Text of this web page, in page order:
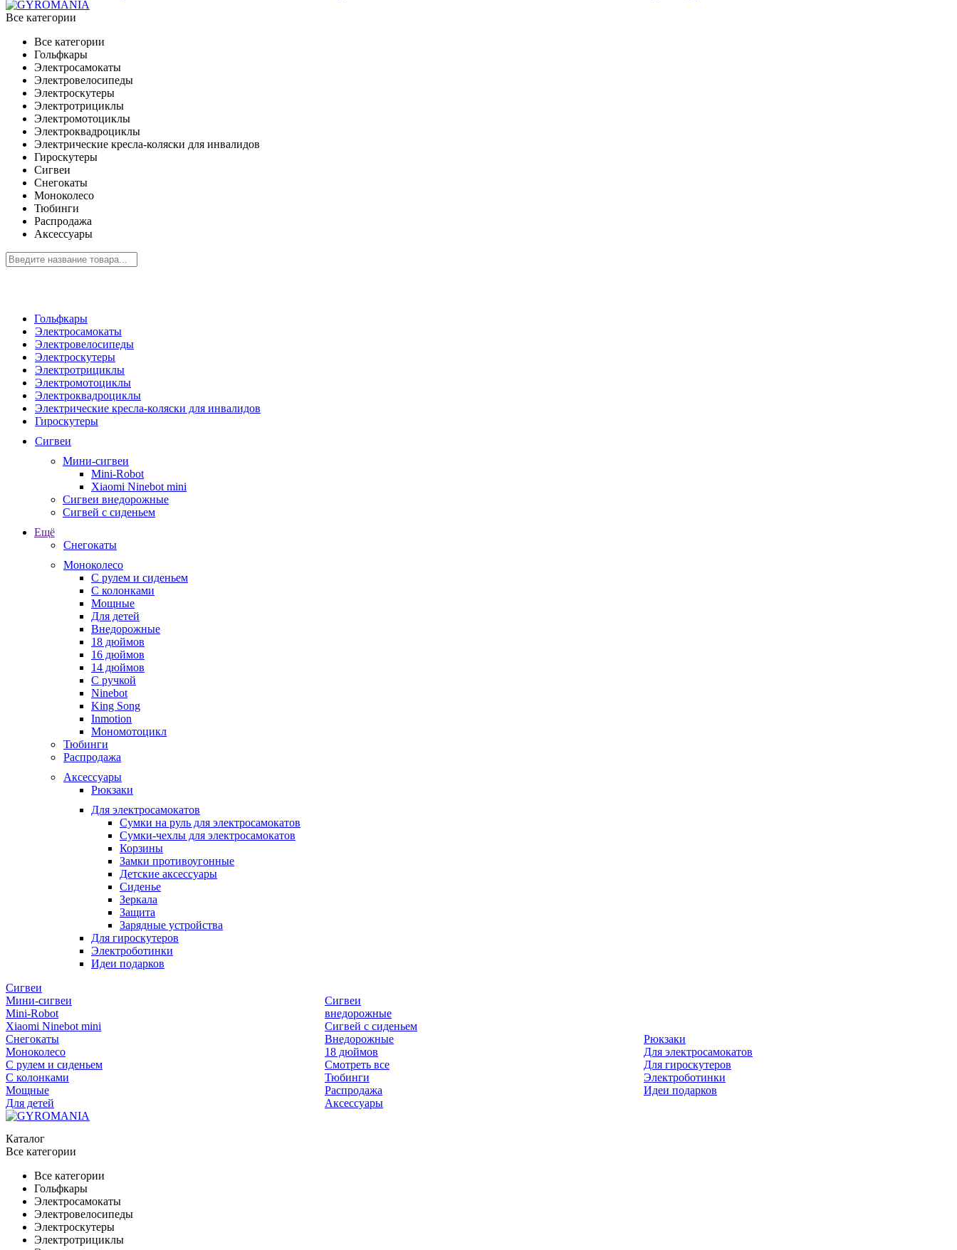
Все категории
Все категории
Гольфкары
Электросамокаты
Электровелосипеды
Электроскутеры
Электротрициклы
Электромотоциклы
Электроквадроциклы
Электрические кресла-коляски для инвалидов
Гироскутеры
Сигвеи
Снегокаты
Моноколесо
Тюбинги
Распродажа
Аксессуары
Гольфкары
Электросамокаты
Электровелосипеды
Электроскутеры
Электротрициклы
Электромотоциклы
Электроквадроциклы
Электрические кресла-коляски для инвалидов
Гироскутеры
Сигвеи
Мини-сигвеи
Mini-Robot
Xiaomi Ninebot mini
Сигвеи внедорожные
Сигвей с сиденьем
Ещё
Снегокаты
Моноколесо
С рулем и сиденьем
С колонками
Мощные
Для детей
Внедорожные
18 дюймов
16 дюймов
14 дюймов
С ручкой
Ninebot
King Song
Inmotion
Мономотоцикл
Тюбинги
Распродажа
Аксессуары
Рюкзаки
Для электросамокатов
Сумки на руль для электросамокатов
Сумки-чехлы для электросамокатов
Корзины
Замки противоугонные
Детские аксессуары
Сиденье
Зеркала
Защита
Зарядные устройства
Для гироскутеров
Электроботинки
Идеи подарков
Сигвеи
Мини-сигвеи
Mini-Robot
Xiaomi Ninebot mini
Сигвеи
внедорожные
Сигвей с сиденьем
Снегокаты
Моноколесо
С рулем и сиденьем
С колонками
Мощные
Для детей
Внедорожные
18 дюймов
Смотреть все
Тюбинги
Распродажа
Аксессуары
Рюкзаки
Для электросамокатов
Для гироскутеров
Электроботинки
Идеи подарков
Каталог
Все категории
Все категории
Гольфкары
Электросамокаты
Электровелосипеды
Электроскутеры
Электротрициклы